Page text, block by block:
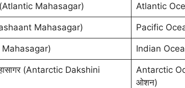
(Atlantic Mahasagar) Atlantic
Mahasagar) Pacific
Mahasagar) Indian
(Antarctic Dakshini
Antarctic
ओशन)